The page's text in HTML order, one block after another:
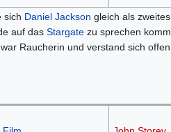
sich Daniel Jackson gleich als
auf das Stargatezu sprechen
Raucherin und verstand sich